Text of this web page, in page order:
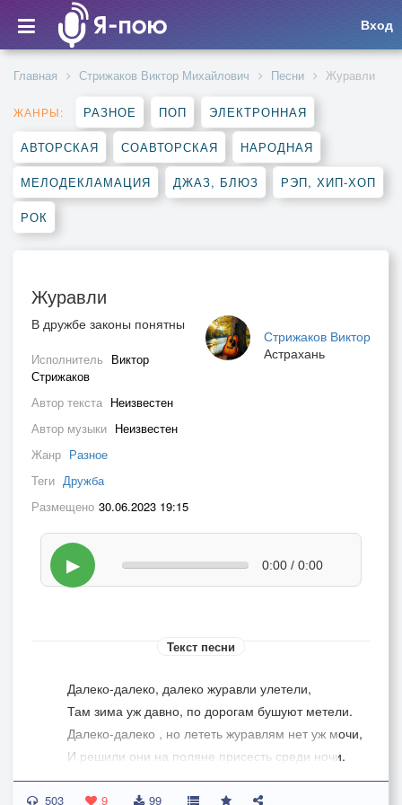
Вход
Главная Стрижаков Виктор Михайлович Песни Журавли
ЖАНРЫ: РАЗНОЕ ПОП ЭЛЕКТРОННАЯ
АВТОРСКАЯ СОАВТОРСКАЯ НАРОДНАЯ
МЕЛОДЕКЛАМАЦИЯ ДЖАЗ, БЛЮЗ РЭП, ХИП-ХОП
РОК
Журавли
Стрижаков Виктор
Астрахань
В дружбе законы понятны
Исполнитель Виктор
Стрижаков
Автор текста Неизвестен
Автор музыки Неизвестен
Жанр Разное
Теги Дружба
Размещено 30.06.2023 19:15
▶ 0:00 / 0:00
Текст песни
Далеко-далеко, далеко журавли улетели,
Там зима уж давно, по дорогам бушуют метели.
Далеко-далеко , но лететь журавлям нет уж мочи,
И решили они на поляне присесть среди ночи.
Утром снялись они и на юг полетели далёкий,
503 9 99